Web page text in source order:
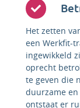
Het zetten
een Werkfit-
ingewikkeld
oprecht
te geven die
duurzame
ontstaat er